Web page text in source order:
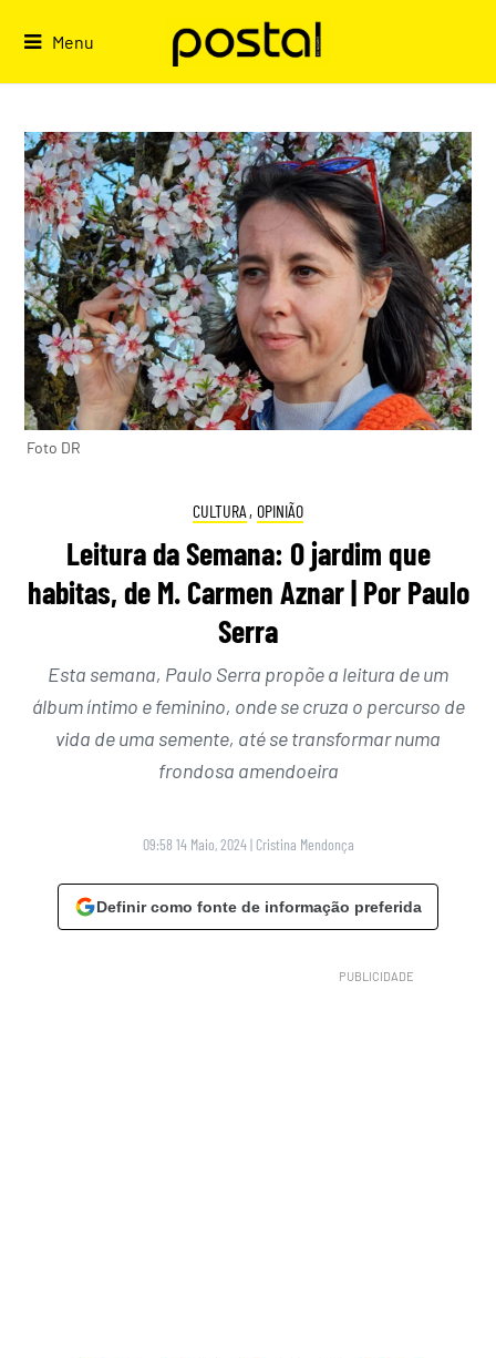
Menu
Foto DR
CULTURA , OPINIÃO
Leitura da Semana: O jardim que
habitas, de M. Carmen Aznar | Por Paulo
Serra
Esta semana, Paulo Serra propõe a leitura de um
álbum íntimo e feminino, onde se cruza o percurso de
vida de uma semente, até se transformar numa
frondosa amendoeira
09:58 14 Maio, 2024 | Cristina Mendonça
Definir como fonte de informação preferida